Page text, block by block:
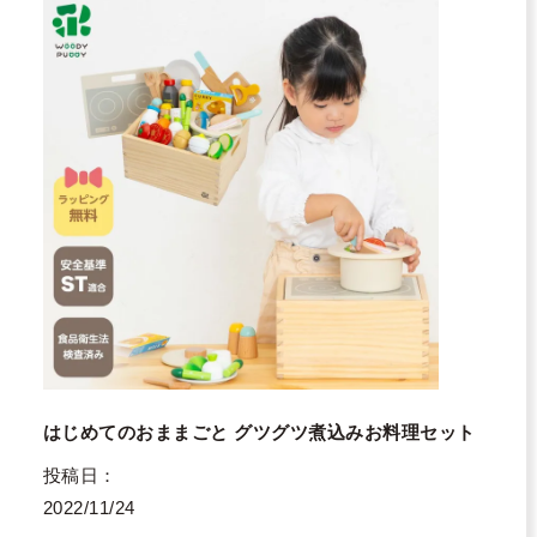
はじめてのおままごと グツグツ煮込みお料理セット
投稿日
2022/11/24